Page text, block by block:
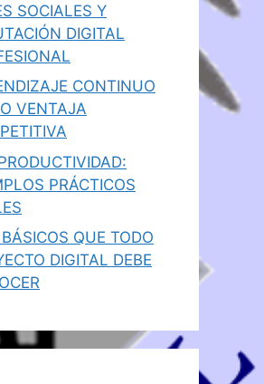
SOCIALES Y
DIGITAL
CONTINUO
VENTAJA
PRÁCTICOS
QUE TODO
DIGITAL DEBE